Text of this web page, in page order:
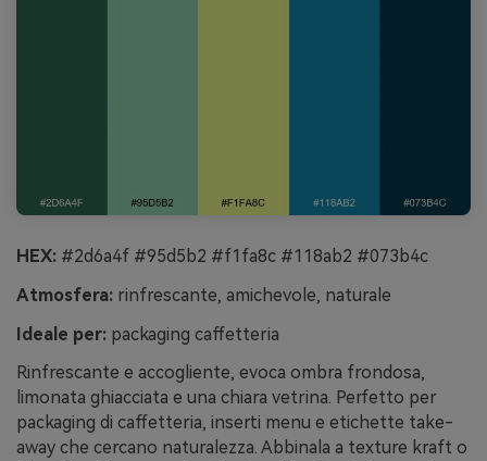
HEX: #2d6a4f #95d5b2 #f1fa8c #118ab2 #073b4c
Atmosfera: rinfrescante, amichevole, naturale
Ideale per: packaging caffetteria
Rinfrescante e accogliente, evoca ombra frondosa,
limonata ghiacciata e una chiara vetrina. Perfetto per
packaging di caffetteria, inserti menu e etichette take-
away che cercano naturalezza. Abbinala a texture kraft o